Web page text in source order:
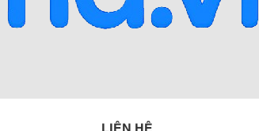
LIÊN HỆ